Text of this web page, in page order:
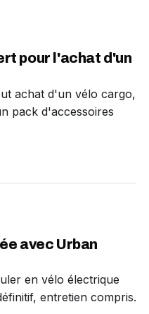
pour l'achat d'un
achat d'un vélo cargo,
pack d'accessoires
avec Urban
en vélo électrique
entretien compris.